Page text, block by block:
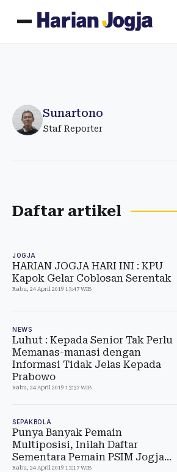
Sunartono
Staf Reporter
Daftar artikel
JOGJA
HARIAN JOGJA HARI INI : KPU
Kapok Gelar Coblosan Serentak
Rabu, 24 April 2019 13:47 WIB
NEWS
Luhut : Kepada Senior Tak Perlu
Memanas-manasi dengan
Informasi Tidak Jelas Kepada
Prabowo
Rabu, 24 April 2019 13:37 WIB
SEPAKBOLA
Punya Banyak Pemain
Multiposisi, Inilah Daftar
Sementara Pemain PSIM Jogja...
Rabu, 24 April 2019 13:17 WIB